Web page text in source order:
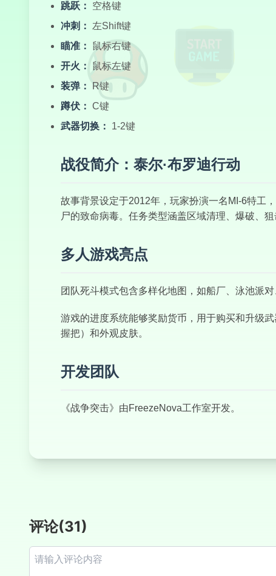
跳跃：
空格键
冲刺：
左Shift键
瞄准：
鼠标右键
开火：
鼠标左键
装弹：
R键
蹲伏： C键
武器切换：
1-2键
战役简介：泰尔·布罗迪行动
故事背景设定于2012年，玩家扮演一名MI-6特工
尸的致命病毒。任务类型涵盖区域清理、爆破、
多人游戏亮点
团队死斗模式包含多样化地图，如船厂、泳池派
游戏的进度系统能够奖励货币，用于购买和升级
握把）和外观皮肤。
开发团队
《战争突击》由FreezeNova工作室开发。
评论(31)